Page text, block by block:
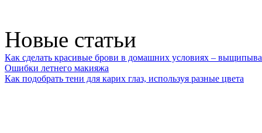
Новые статьи
Как сделать красивые брови в домашних условиях –
Ошибки летнего макияжа
Как подобрать тени для карих глаз, используя разные цвета